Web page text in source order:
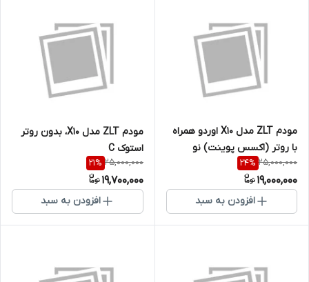
مودم ZLT مدل X10 اوردو همراه
با روتر (اکسس پوینت) نو
25,000,000
24%
19,000,000
افزودن به سبد
مودم ZLT مدل X10، بدون روتر
استوک C
25,000,000
21%
19,700,000
افزودن به سبد